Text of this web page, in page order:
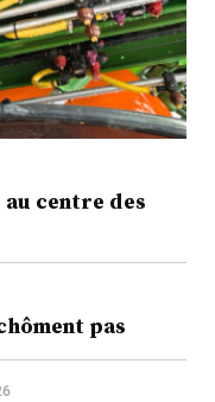
centre des
pas